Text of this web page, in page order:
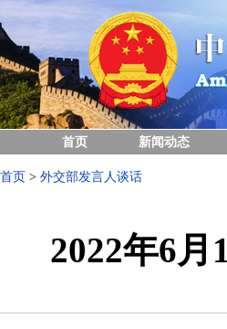
首页 新闻动态
首页 > 外交部发言人谈话
2022年6